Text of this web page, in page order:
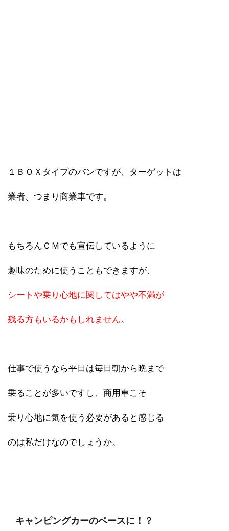
１ＢＯＸタイプのバンですが、ターゲットは
業者、つまり商業車です。
もちろんＣＭでも宣伝しているように
趣味のために使うこともできますが、
シートや乗り心地に関してはやや不満が
残る方もいるかもしれません。
仕事で使うなら平日は毎日朝から晩まで
乗ることが多いですし、商用車こそ
乗り心地に気を使う必要があると感じる
のは私だけなのでしょうか。
キャンピングカーのベースに！？